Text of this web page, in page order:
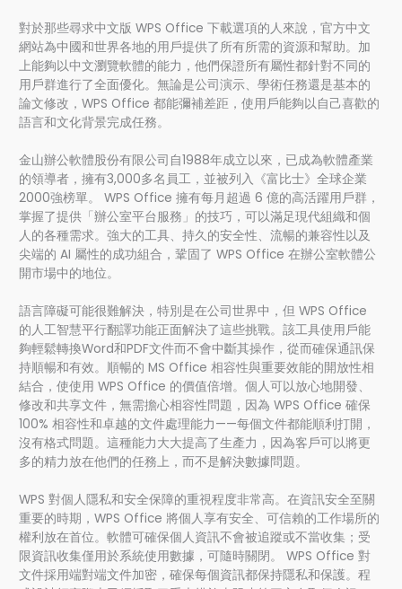
對於那些尋求中文版 WPS Office 下載選項的人來說，官方中文
網站為中國和世界各地的用戶提供了所有所需的資源和幫助。加
上能夠以中文瀏覽軟體的能力，他們保證所有屬性都針對不同的
用戶群進行了全面優化。無論是公司演示、學術任務還是基本的
論文修改，WPS Office 都能彌補差距，使用戶能夠以自己喜歡的
語言和文化背景完成任務。
金山辦公軟體股份有限公司自1988年成立以來，已成為軟體產業
的領導者，擁有3,000多名員工，並被列入《富比士》全球企業
2000強榜單。 WPS Office 擁有每月超過 6 億的高活躍用戶群，
掌握了提供「辦公室平台服務」的技巧，可以滿足現代組織和個
人的各種需求。強大的工具、持久的安全性、流暢的兼容性以及
尖端的 AI 屬性的成功組合，鞏固了 WPS Office 在辦公室軟體公
開市場中的地位。
語言障礙可能很難解決，特別是在公司世界中，但 WPS Office
的人工智慧平行翻譯功能正面解決了這些挑戰。該工具使用戶能
夠輕鬆轉換Word和PDF文件而不會中斷其操作，從而確保通訊保
持順暢和有效。順暢的 MS Office 相容性與重要效能的開放性相
結合，使使用 WPS Office 的價值倍增。個人可以放心地開發、
修改和共享文件，無需擔心相容性問題，因為 WPS Office 確保
100% 相容性和卓越的文件處理能力——每個文件都能順利打開，
沒有格式問題。這種能力大大提高了生產力，因為客戶可以將更
多的精力放在他們的任務上，而不是解決數據問題。
WPS 對個人隱私和安全保障的重視程度非常高。在資訊安全至關
重要的時期，WPS Office 將個人享有安全、可信賴的工作場所的
權利放在首位。軟體可確保個人資訊不會被追蹤或不當收集；受
限資訊收集僅用於系統使用數據，可隨時關閉。 WPS Office 對
文件採用端對端文件加密，確保每個資訊都保持隱私和保護。程